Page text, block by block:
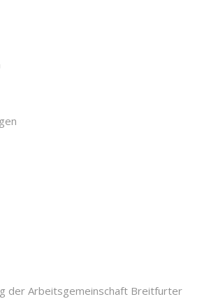
der Arbeitsgemeinschaft Breitfurter